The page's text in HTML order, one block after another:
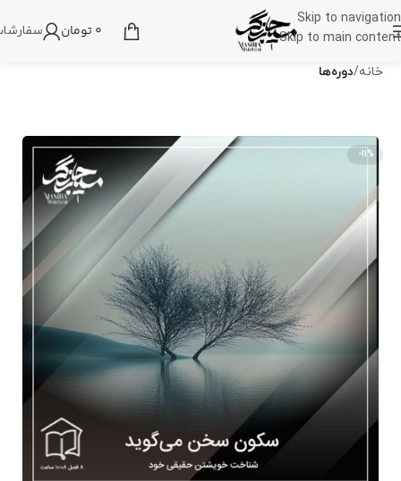
Skip to navigation
Skip to main content
0تومان
خانه دوره‌ها
-11%